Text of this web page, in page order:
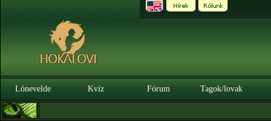
Lónevelde Kvíz Fórum Tagok/lovak